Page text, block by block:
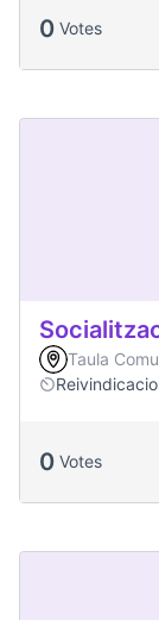
0 Votes
Taula
0 Votes